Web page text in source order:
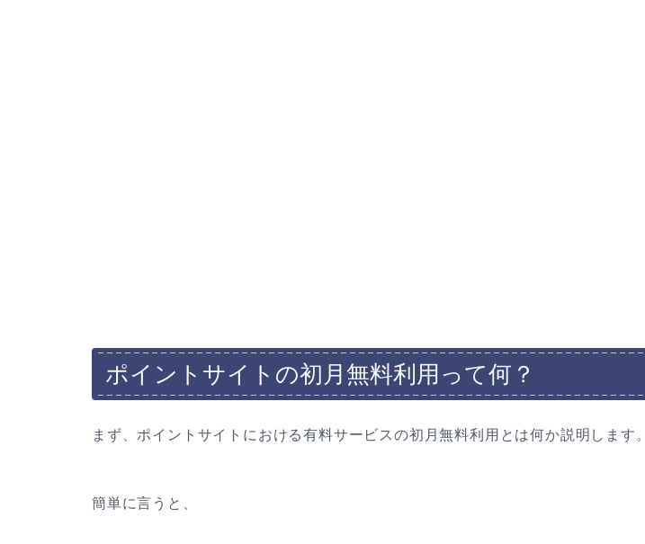
ポイントサイトの初月無料利用って何？
まず、ポイントサイトにおける有料サービスの初月無料利用とは何か説明します。
簡単に言うと、